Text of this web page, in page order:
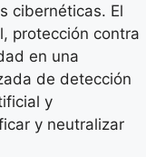
cibernéticas. El
protección contra
en una
de detección
y
y neutralizar